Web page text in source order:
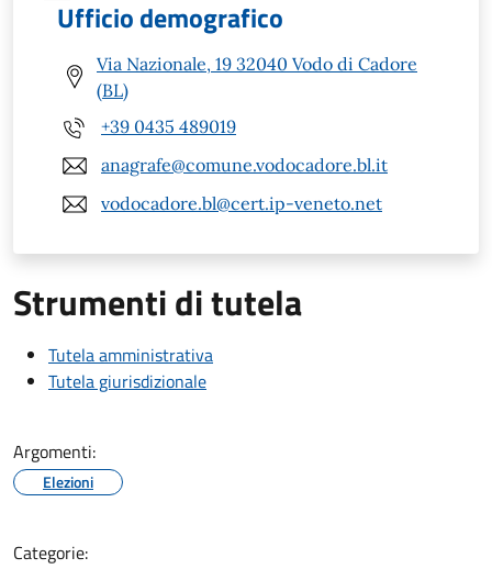
Ufficio demografico
Via Nazionale, 19 32040 Vodo di Cadore
(BL)
+39 0435 489019
anagrafe@comune.vodocadore.bl.it
vodocadore.bl@cert.ip-veneto.net
Strumenti di tutela
Tutela amministrativa
Tutela giurisdizionale
Argomenti:
Elezioni
Categorie: